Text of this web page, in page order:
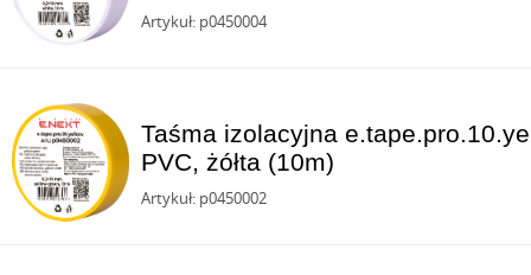
Artykuł: p0450004
Taśma izolacyjna
PVC, żółta (10m)
Artykuł: p0450002